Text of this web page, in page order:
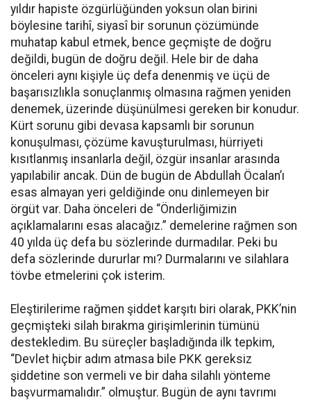
yıldır hapiste özgürlüğünden yoksun olan birini
böylesine tarihî, siyasî bir sorunun çözümünde
muhatap kabul etmek, bence geçmişte de doğru
değildi, bugün de doğru değil. Hele bir de daha
önceleri aynı kişiyle üç defa denenmiş ve üçü de
başarısızlıkla sonuçlanmış olmasına rağmen yeniden
denemek, üzerinde düşünülmesi gereken bir konudur.
Kürt sorunu gibi devasa kapsamlı bir sorunun
konuşulması, çözüme kavuşturulması, hürriyeti
kısıtlanmış insanlarla değil, özgür insanlar arasında
yapılabilir ancak. Dün de bugün de Abdullah Öcalan’ı
esas almayan yeri geldiğinde onu dinlemeyen bir
örgüt var. Daha önceleri de “Önderliğimizin
açıklamalarını esas alacağız.” demelerine rağmen son
40 yılda üç defa bu sözlerinde durmadılar. Peki bu
defa sözlerinde dururlar mı? Durmalarını ve silahlara
tövbe etmelerini çok isterim.
Eleştirilerime rağmen şiddet karşıtı biri olarak, PKK’nin
geçmişteki silah bırakma girişimlerinin tümünü
destekledim. Bu süreçler başladığında ilk tepkim,
“Devlet hiçbir adım atmasa bile PKK gereksiz
şiddetine son vermeli ve bir daha silahlı yönteme
başvurmamalıdır.” olmuştur. Bugün de aynı tavrımı